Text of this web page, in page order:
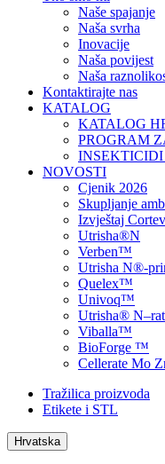
Naše spajanje
Naša svrha
Inovacije
Naša povijest
Naša
Kontaktirajte nas
KATALOG
KATALOG
PROGRAM
INSEKTICIDI
NOVOSTI
Cjenik 2026
Skupljanje
Izvještaj
Utrisha®N
Verben™
Utrisha N®-
Quelex™
Univoq™
Utrisha®
Viballa™
BioForge ™
Cellerate Mo
Tražilica proizvoda
Etikete i STL
Hrvatska